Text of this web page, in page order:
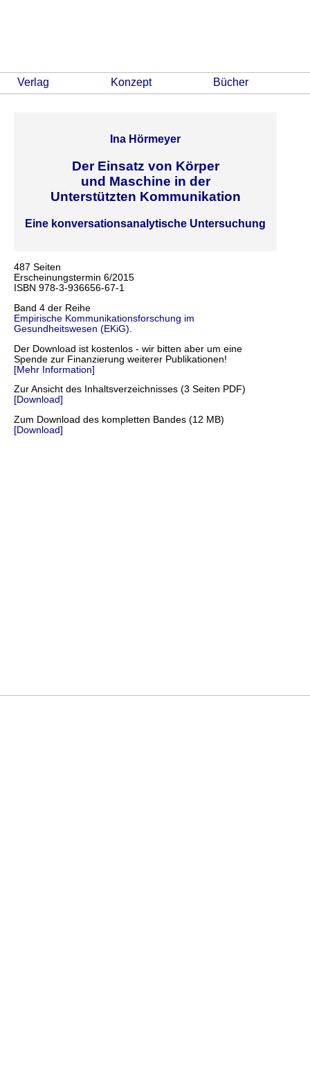
Verlag Konzept Bücher
Ina Hörmeyer
Der Einsatz von Körper
und Maschine in der
Unterstützten Kommunikation
Eine konversationsanalytische Untersuchung
487 Seiten
Erscheinungstermin 6/2015
ISBN 978-3-936656-67-1
Band 4 der Reihe
Empirische Kommunikationsforschung im
Gesundheitswesen (EKiG)
Der Download ist kostenlos - wir bitten aber um eine
Spende zur Finanzierung weiterer Publikationen!
[Mehr Information]
Zur Ansicht des Inhaltsverzeichnisses (3 Seiten PDF)
[Download]
Zum Download des kompletten Bandes (12 MB)
[Download]